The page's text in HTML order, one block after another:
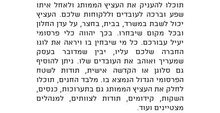
תוכלו להעניק את העציץ הממותג ולאחל איתו
שפע וברכה לעובדים וללקוחות שלכם. העציץ
יכול לשבת במשרד, בבית, בחצר, על עדן החלון
ובכל מקום שיבחרו. בכך יהווה כלי פרסומי
יעיל עבורכם. כל מי שיבחין בו ויראה את לוגו
החברה שלכם עליו, יבין שמדובר בעסק
שמעריך ואוהב את העובדים שלו. ניתן להוסיף
גם סלוגן או הקדשה אישית, תודות לשטח
הפרסומי הגדול הנמצא בו. מלבד החגים, תוכלו
לחלק את העציץ הממותג גם בתערוכות, כנסים,
השקות, קידומים, תודות לצוותים, למנהלים
מצטיינים ועוד.